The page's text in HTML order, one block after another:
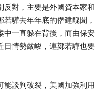
反對，主要是外國資本家和
驊去年年底的僭建醜聞，
中一直躲在背後，而由保安
日情勢嚴峻，連鄭若驊也要
能談判破裂，美國加強利用